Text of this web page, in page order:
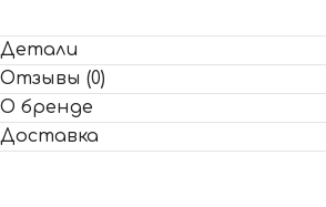
Детали
Отзывы (0)
О бренде
Доставка